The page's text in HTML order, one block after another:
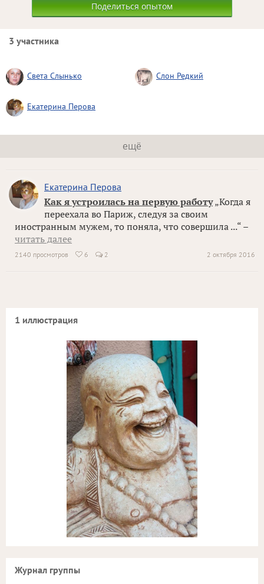
Поделиться опытом
3 участника
Света Слынько Слон Редкий
Екатерина Перова
ещё
Екатерина Перова
Как я устроилась на первую работу„Когда я
переехала во Париж, следуя за своим
иностранным мужем, то поняла, что совершила ...“ –
читать далее
2 октября 2016
2140 просмотров  6 2
1 иллюстрация
Журнал группы